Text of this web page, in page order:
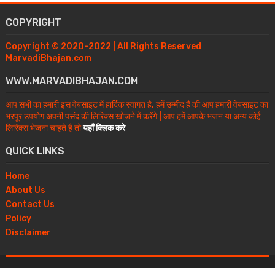
COPYRIGHT
Copyright © 2020-2022 | All Rights Reserved
MarvadiBhajan.com
WWW.MARVADIBHAJAN.COM
आप सभी का हमारी इस वेबसाइट में हार्दिक स्वागत है, हमें उम्मीद है की आप हमारी वेबसाइट का
भरपूर उपयोग अपनी पसंद की लिरिक्स खोजने में करेंगे | आप हमें आपके भजन या अन्य कोई
लिरिक्स भेजना चाहते है तोयहाँ क्लिक करे
QUICK LINKS
Home
About Us
Contact Us
Policy
Disclaimer